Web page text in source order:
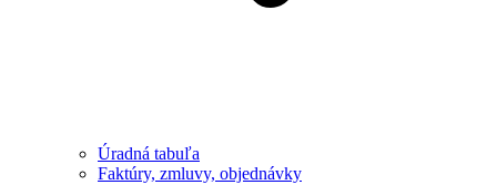
Úradná tabuľa
Faktúry, zmluvy, objednávky